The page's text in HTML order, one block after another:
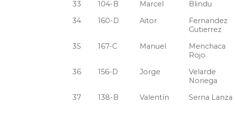
33 104-B Marcel Blindu
34
160-D Aitor
Fernandez
Gutierrez
35 167-C Manuel
Menchaca
Rojo
36 156-D Jorge
Velarde
Noriega
37 138-B Valentín Serna Lanza